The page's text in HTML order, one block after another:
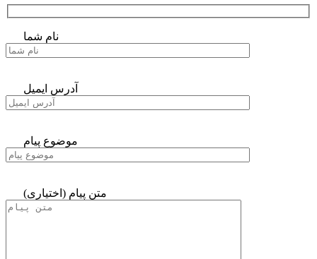
نام شما
آدرس ایمیل
موضوع پیام
متن پیام (اختیاری)